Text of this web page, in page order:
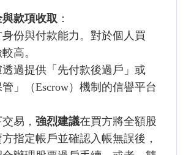
款項收取 ：
份與付款能力。對於個人買
高。
過提供「先付款後過戶」或
管」（Escrow）機制的信譽平台
易， 強烈建議在買方將全額股
指定帳戶並確認入帳無誤後，